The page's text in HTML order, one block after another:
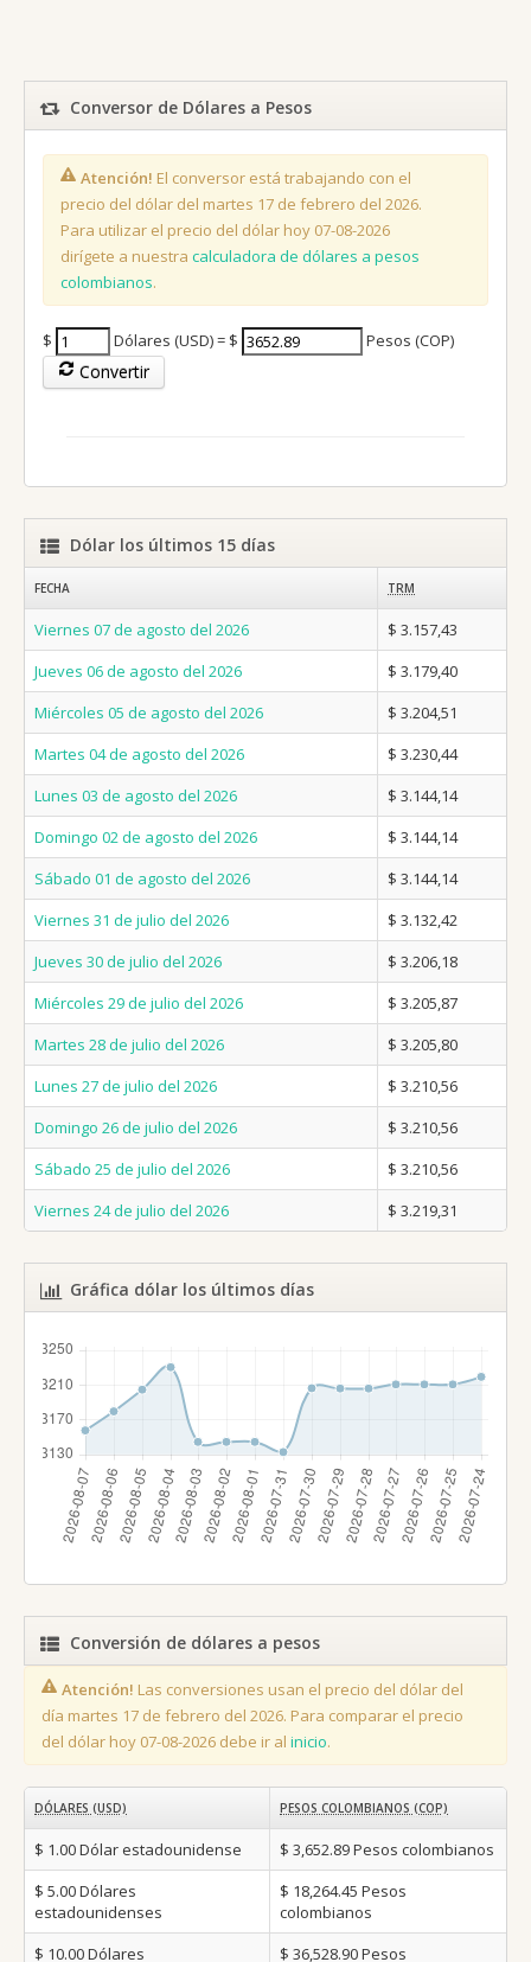
Conversor de Dólares a Pesos
Atención! El conversor está trabajando con el
precio del dólar del martes 17 de febrero del 2026.
Para utilizar el precio del dólar hoy 07-08-2026
dirígete a nuestra calculadora de dólares a pesos
colombianos.
$ Dólares (USD) = $ Pesos (COP)
Convertir
Dólar los últimos 15 días
FECHA TRM
Viernes 07 de agosto del 2026
$ 3.157,43
Jueves 06 de agosto del 2026
$ 3.179,40
Miércoles 05 de agosto del 2026
$ 3.204,51
Martes 04 de agosto del 2026
$ 3.230,44
Lunes 03 de agosto del 2026
$ 3.144,14
Domingo 02 de agosto del 2026
$ 3.144,14
Sábado 01 de agosto del 2026
$ 3.144,14
Viernes 31 de julio del 2026
$ 3.132,42
Jueves 30 de julio del 2026
$ 3.206,18
Miércoles 29 de julio del 2026
$ 3.205,87
Martes 28 de julio del 2026
$ 3.205,80
Lunes 27 de julio del 2026
$ 3.210,56
Domingo 26 de julio del 2026
$ 3.210,56
Sábado 25 de julio del 2026
$ 3.210,56
Viernes 24 de julio del 2026
$ 3.219,31
Gráfica dólar los últimos días
Conversión de dólares a pesos
Atención! Las conversiones usan el precio del dólar del
día martes 17 de febrero del 2026. Para comparar el precio
del dólar hoy 07-08-2026 debe ir al inicio.
DÓLARES (USD) PESOS COLOMBIANOS (COP)
$ 1.00Dólar estadounidense $ 3,652.89Pesos colombianos
$ 5.00Dólares
estadounidenses
$ 18,264.45 Pesos
colombianos
$ 10.00Dólares
$ 36,528.90Pesos